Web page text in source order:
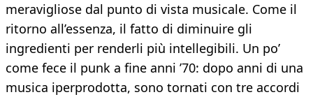
meravigliose dal punto di vista musicale. Come il
ritorno all’essenza, il fatto di diminuire gli
ingredienti per renderli più intellegibili. Un po’
come fece il punk a fine anni ’70: dopo anni di una
musica iperprodotta, sono tornati con tre accordi